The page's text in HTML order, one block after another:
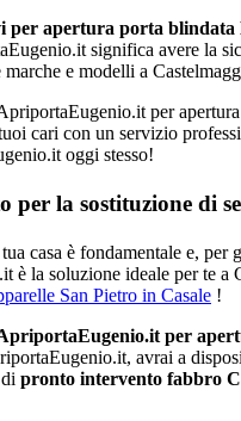
per apertura porta blindata
significa avere la
marche e modelli a
per
cari con un servizio
oggi stesso!
per la sostituzione di
casa è fondamentale e,
è la soluzione ideale per te a
San Pietro in Casale !
per
avrai a
pronto intervento fabbro